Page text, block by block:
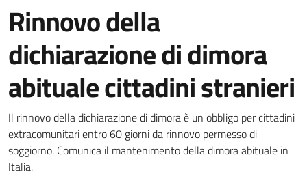
Rinnovo della
dichiarazione di dimora
abituale cittadini stranieri
Dettagli del documento
Il rinnovo della dichiarazione di dimora è un obbligo per cittadini
extracomunitari entro 60 giorni da rinnovo permesso di
soggiorno. Comunica il mantenimento della dimora abituale in
Italia.